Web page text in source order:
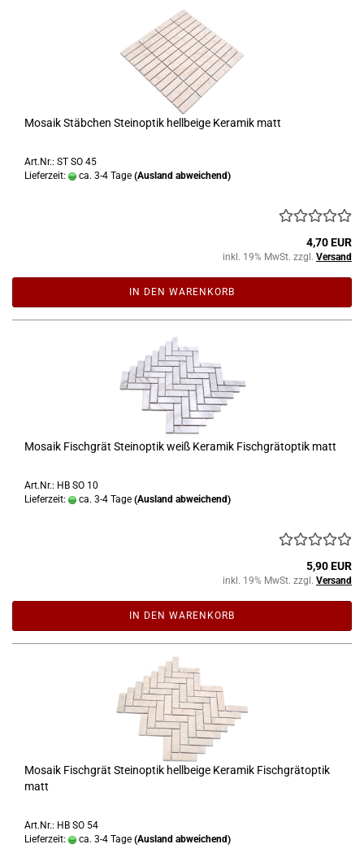
Mosaik Stäbchen Steinoptik hellbeige Keramik matt
Art.Nr.: ST SO 45
Lieferzeit:
ca. 3-4 Tage (Ausland abweichend)
4,70 EUR
inkl. 19% MwSt. zzgl. Versand
IN DEN WARENKORB
Mosaik Fischgrät Steinoptik weiß Keramik Fischgrätoptik matt
Art.Nr.: HB SO 10
Lieferzeit:
ca. 3-4 Tage (Ausland abweichend)
5,90 EUR
inkl. 19% MwSt. zzgl. Versand
IN DEN WARENKORB
Mosaik Fischgrät Steinoptik hellbeige Keramik Fischgrätoptik
matt
Art.Nr.: HB SO 54
Lieferzeit:
ca. 3-4 Tage (Ausland abweichend)